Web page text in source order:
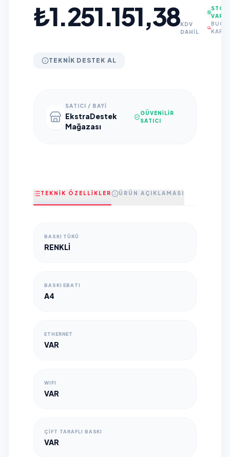
₺1.251.151,38KDV
DAHİL
VAR
TEKNIK DESTEK AL
SATICI / BAYI
EkstraDestek
Mağazası
GÜVENILIR
SATICI
TEKNİK ÖZELLİKLER ÜRÜN AÇIKLAMASI
BASKI TÜRÜ
RENKLİ
BASKI EBATI
A4
ETHERNET
VAR
WIFI
VAR
ÇİFT TARAFLI BASKI
VAR